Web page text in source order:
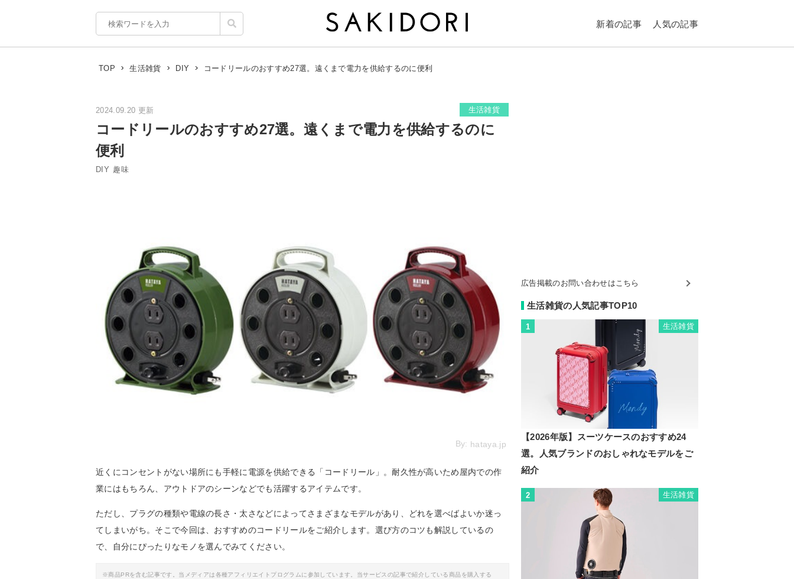
新着の記事 人気の記事
TOP 生活雑貨 DIY コードリールのおすすめ27選。遠くまで電力を供給するのに便利
2024.09.20 更新 生活雑貨
コードリールのおすすめ27選。遠くまで電力を供給するのに
便利
DIY 趣味
By: hataya.jp
近くにコンセントがない場所にも手軽に電源を供給できる「コードリール」。耐久性が高いため屋内での作
業にはもちろん、アウトドアのシーンなどでも活躍するアイテムです。
ただし、プラグの種類や電線の長さ・太さなどによってさまざまなモデルがあり、どれを選べばよいか迷っ
てしまいがち。そこで今回は、おすすめのコードリールをご紹介します。選び方のコツも解説しているの
で、自分にぴったりなモノを選んでみてください。
※商品PRを含む記事です。当メディアは各種アフィリエイトプログラムに参加しています。当サービスの記事で紹介している商品を購入する
広告掲載のお問い合わせはこちら
生活雑貨の人気記事TOP10
1 生活雑貨
【2026年版】スーツケースのおすすめ24
選。人気ブランドのおしゃれなモデルをご
紹介
2 生活雑貨